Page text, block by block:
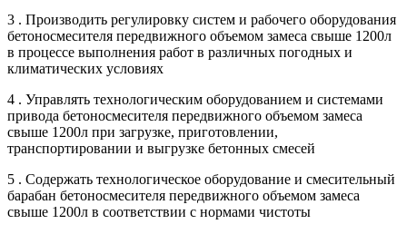
3 . Производить регулировку систем и рабочего оборудования
бетоносмесителя передвижного объемом замеса свыше 1200л
в процессе выполнения работ в различных погодных и
климатических условиях
4 . Управлять технологическим оборудованием и системами
привода бетоносмесителя передвижного объемом замеса
свыше 1200л при загрузке, приготовлении,
транспортировании и выгрузке бетонных смесей
5 . Содержать технологическое оборудование и смесительный
барабан бетоносмесителя передвижного объемом замеса
свыше 1200л в соответствии с нормами чистоты